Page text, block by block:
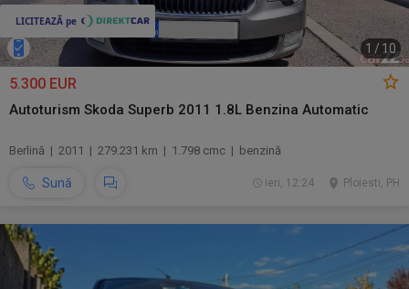
1 / 10
5.300 EUR
Autoturism Skoda Superb 2011 1.8L Benzina Automatic
Berlină | 2011 | 279.231 km | 1.798 cmc | benzină
Sună Ploiesti, PH
ieri, 12:24